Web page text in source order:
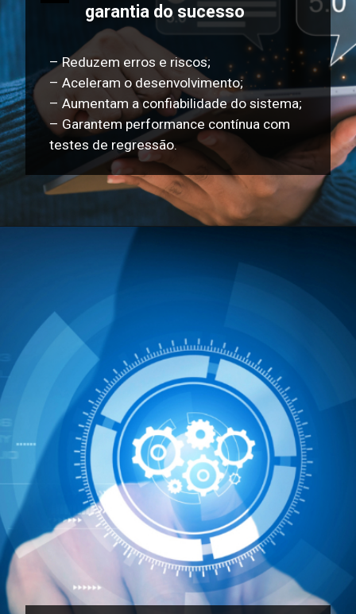
garantia do sucesso
– Reduzem erros e riscos;
– Aceleram o desenvolvimento;
– Aumentam a confiabilidade do sistema;
– Garantem performance contínua com
testes de regressão.